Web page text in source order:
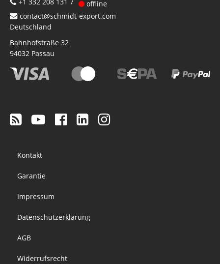
offline
contact@schmidt-export.com
Deutschland
Bahnhofstraße 32
94032 Passau
menu
Kontakt
Garantie
Impressum
Datenschutzerklärung
AGB
Widerrufsrecht